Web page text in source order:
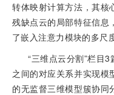
转体映射计算方法，其核
残缺点云的局部特征信息
了嵌入注意力模块的多尺
“三维点云分割”栏目
之间的对应关系并实现模
的无监督三维模型簇协同